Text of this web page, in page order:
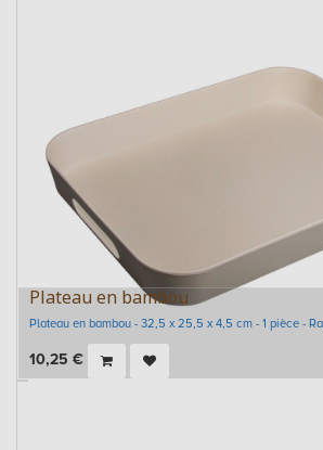
Plateau en bambou
Plateau en bambou - 32,5 x 25,5 x 4,5 cm - 1 pièce -
10,25 €